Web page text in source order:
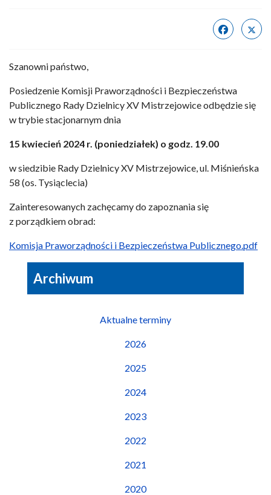
Szanowni państwo,
Posiedzenie Komisji Praworządności i Bezpieczeństwa
Publicznego Rady Dzielnicy XV Mistrzejowice odbędzie się
w trybie stacjonarnym dnia
15 kwiecień 2024 r. (poniedziałek) o godz. 19.00
w siedzibie Rady Dzielnicy XV Mistrzejowice, ul. Miśnieńska
58 (os. Tysiąclecia)
Zainteresowanych zachęcamy do zapoznania się
z porządkiem obrad:
Komisja Praworządności i Bezpieczeństwa Publicznego.pdf
Archiwum
Aktualne terminy
2026
2025
2024
2023
2022
2021
2020